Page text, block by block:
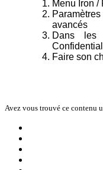
Menu Iron /
avancés
Dans les
Faire son
Avez vous trouvé ce contenu